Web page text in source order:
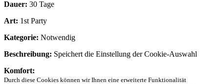
Dauer: 30 Tage
Art: 1st Party
Kategorie: Notwendig
Beschreibung: Speichert die Einstellung der Cookie-Auswahl
Komfort:
Durch diese Cookies können wir Ihnen eine erweiterte Funktionalität